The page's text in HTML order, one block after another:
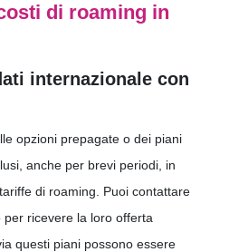
di roaming in
internazionale con
opzioni prepagate o dei piani
anche per brevi periodi, in
di roaming. Puoi contattare
ricevere la loro offerta
questi piani possono essere